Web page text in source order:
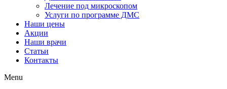
Лечение под микроскопом
Услуги по программе ДМС
Наши цены
Акции
Наши врачи
Статьи
Контакты
Menu